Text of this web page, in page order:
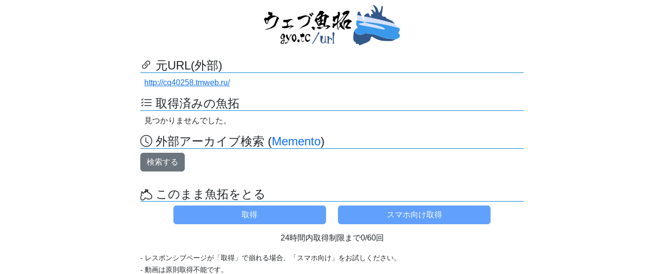
元URL(外部)
http://cq40258.tmweb.ru/
取得済みの魚拓
見つかりませんでした。
外部アーカイブ検索 (Memento)
検索する
このまま魚拓をとる
24時間内取得制限まで0/60回
- レスポンシブページが「取得」で崩れる場合、「スマホ向け」をお試しください。
- 動画は原則取得不能です。